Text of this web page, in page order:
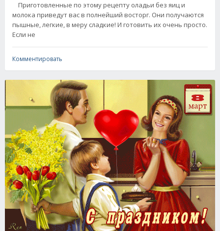
Приготовленные по этому рецепту оладьи без яиц и
молока приведут вас в полнейший восторг. Они получаются
пышные, легкие, в меру сладкие! И готовить их очень просто.
Если не
Комментировать